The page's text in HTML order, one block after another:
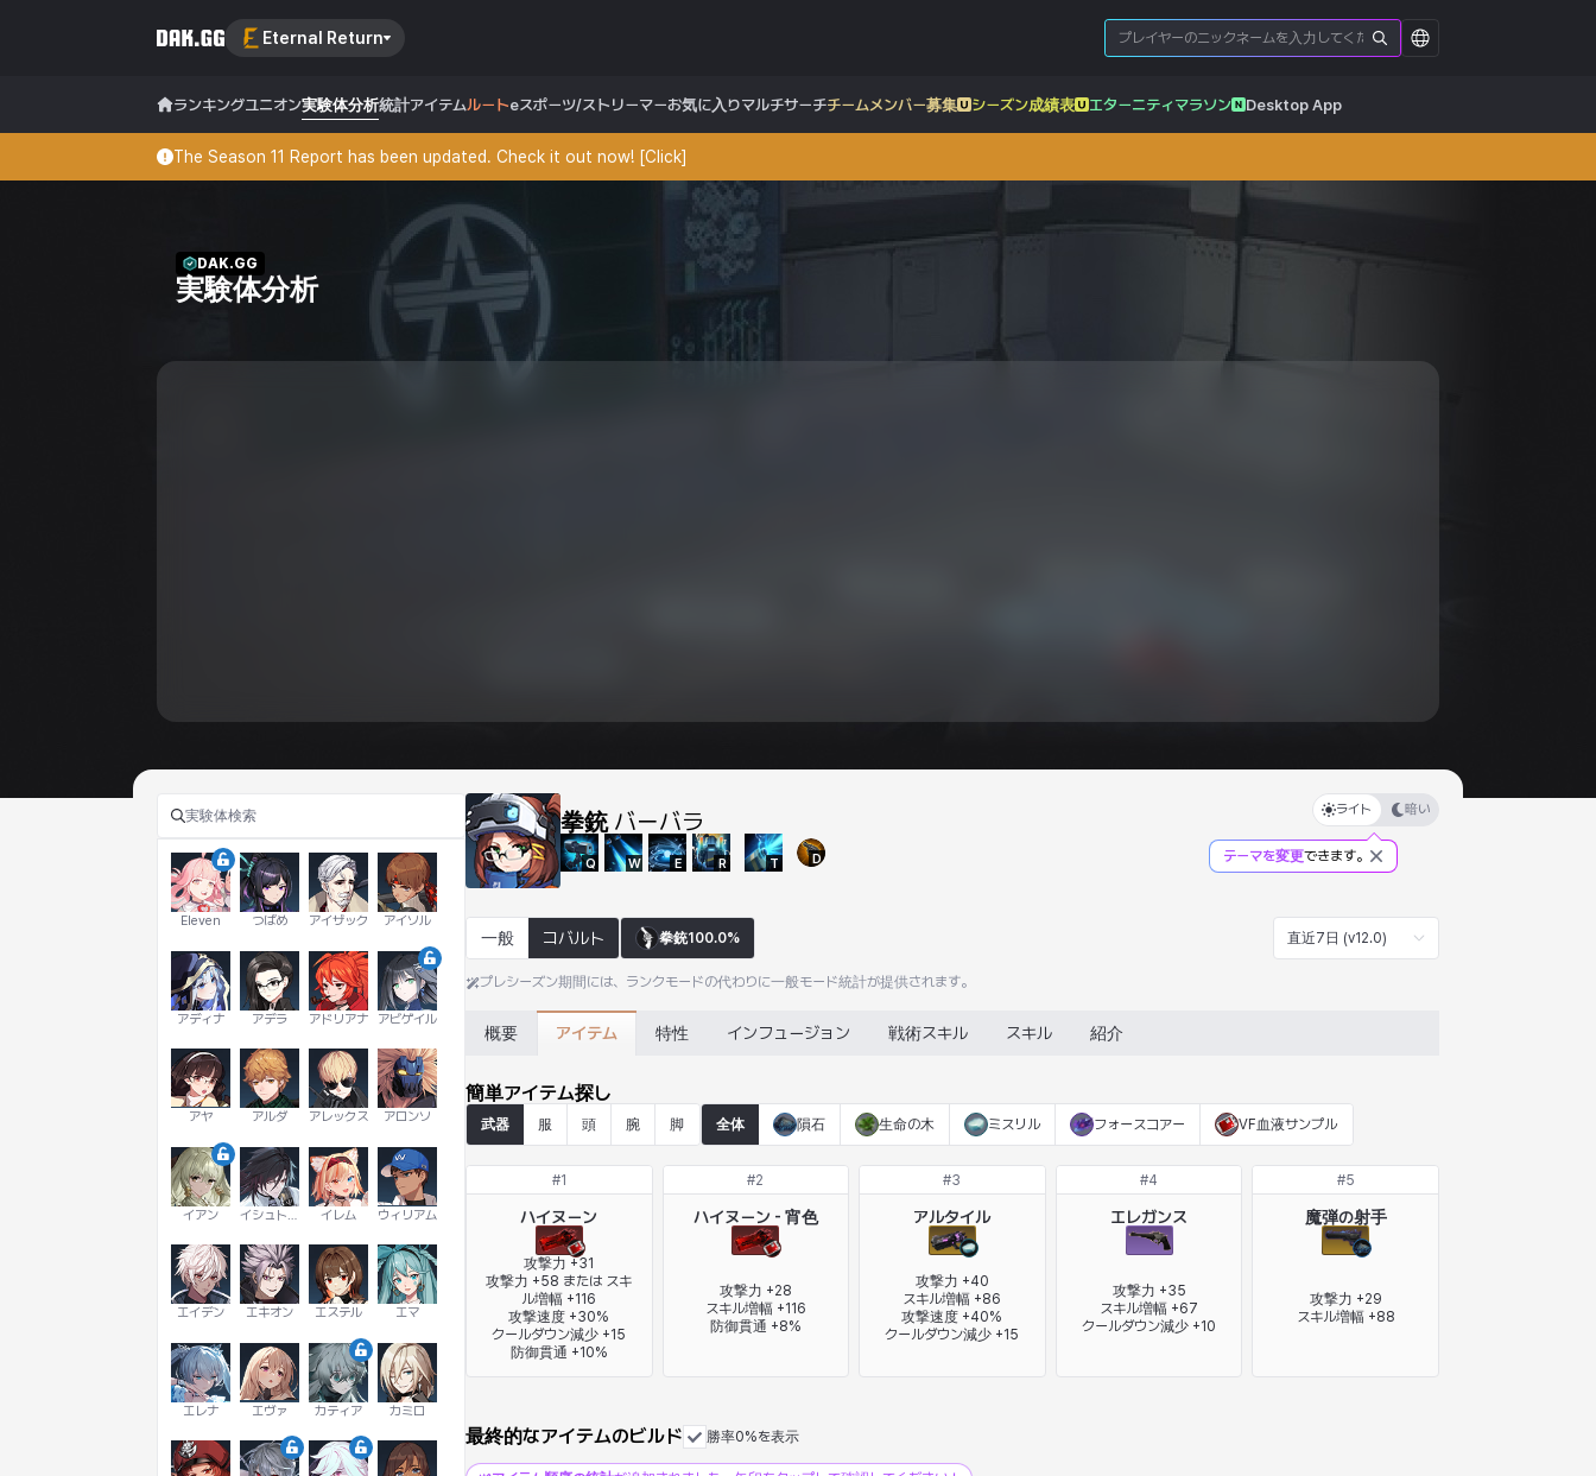
Eternal Return
ランキングユニオン実験体分析統計アイテムルートeスポーツ/ストリーマーお気に入りマルチサーチチームメンバー募集 シーズン成績表 エターニティマラソン Desktop App
The Season 11 Report has been updated. Check it out now! [Click]
DAK.GG
実験体分析
Eleven つばめ アイザック アイソル
アディナ アデラ アドリアナ アビゲイル
アヤ アルダ アレックス アロンソ
イアン イレム ウィリアム
エイデン エキオン エステル エマ
エレナ エヴァ カティア カミロ
拳銃 バーバラ
Q W E R T D
ライト 暗い
テーマを変更できます。
一般 コバルト 拳銃100.0% 直近7日 (v12.0)
プレシーズン期間には、ランクモードの代わりに一般モード統計が提供されます。
概要 アイテム 特性 インフュージョン 戦術スキル スキル 紹介
簡単アイテム探し
武器 服 頭 腕 脚 全体 隕石 生命の木 ミスリル フォースコアー VF血液サンプル
#1
ハイヌーン
攻撃力 +31
攻撃力 +58 または スキ
ル増幅 +116
攻撃速度 +30%
クールダウン減少 +15
防御貫通 +10%
#2
ハイヌーン - 宵色
攻撃力 +28
スキル増幅 +116
防御貫通 +8%
#3
アルタイル
攻撃力 +40
スキル増幅 +86
攻撃速度 +40%
クールダウン減少 +15
#4
エレガンス
攻撃力 +35
スキル増幅 +67
クールダウン減少 +10
#5
魔弾の射手
攻撃力 +29
スキル増幅 +88
最終的なアイテムのビルド 勝率0%を表示